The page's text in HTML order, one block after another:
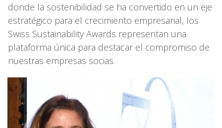
donde la sostenibilidad se ha convertido en un eje
estratégico para el crecimiento empresarial, los
Swiss Sustainability Awards representan una
plataforma única para destacar el compromiso de
nuestras empresas socias.